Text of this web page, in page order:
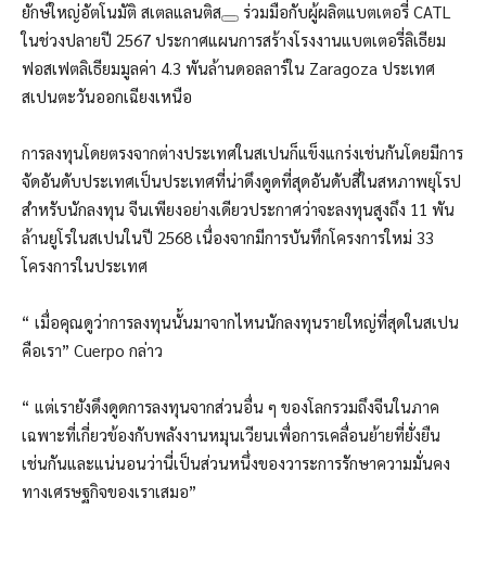
ยักษ์ใหญ่อัตโนมัติ สเตลแลนติส
ร่วมมือกับผู้ผลิตแบตเตอรี่ CATL
ในช่วงปลายปี 2567 ประกาศแผนการสร้างโรงงานแบตเตอรี่ลิเธียม
ฟอสเฟตลิเธียมมูลค่า 4.3 พันล้านดอลลาร์ใน Zaragoza ประเทศ
สเปนตะวันออกเฉียงเหนือ
การลงทุนโดยตรงจากต่างประเทศในสเปนก็แข็งแกร่งเช่นกันโดยมีการ
จัดอันดับประเทศเป็นประเทศที่น่าดึงดูดที่สุดอันดับสี่ในสหภาพยุโรป
สำหรับนักลงทุน จีนเพียงอย่างเดียวประกาศว่าจะลงทุนสูงถึง 11 พัน
ล้านยูโรในสเปนในปี 2568 เนื่องจากมีการบันทึกโครงการใหม่ 33
โครงการในประเทศ
“ เมื่อคุณดูว่าการลงทุนนั้นมาจากไหนนักลงทุนรายใหญ่ที่สุดในสเปน
คือเรา” Cuerpo กล่าว
“ แต่เรายังดึงดูดการลงทุนจากส่วนอื่น ๆ ของโลกรวมถึงจีนในภาค
เฉพาะที่เกี่ยวข้องกับพลังงานหมุนเวียนเพื่อการเคลื่อนย้ายที่ยั่งยืน
เช่นกันและแน่นอนว่านี่เป็นส่วนหนึ่งของวาระการรักษาความมั่นคง
ทางเศรษฐกิจของเราเสมอ”